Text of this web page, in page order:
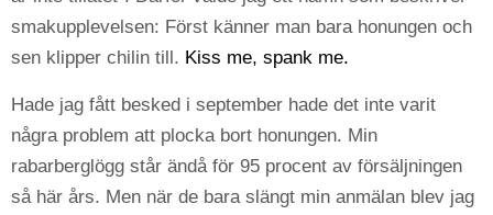
smakupplevelsen: Först känner man bara honungen och
sen klipper chilin till. Kiss me, spank me.
Hade jag fått besked i september hade det inte varit
några problem att plocka bort honungen. Min
rabarberglögg står ändå för 95 procent av försäljningen
så här års. Men när de bara slängt min anmälan blev jag